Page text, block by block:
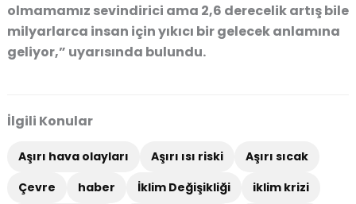
olmamamız sevindirici ama 2,6 derecelik artış bile
milyarlarca insan için yıkıcı bir gelecek anlamına
geliyor,” uyarısında bulundu.
İlgili Konular
Aşırı hava olayları Aşırı ısı riski
Aşırı sıcak
Çevre
haber İklim Değişikliği
iklim krizi